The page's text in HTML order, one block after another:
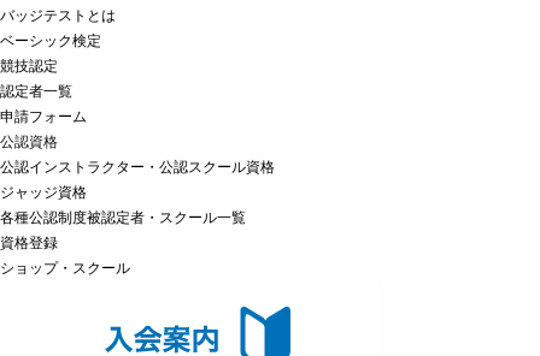
バッジテストとは
ベーシック検定
競技認定
認定者一覧
申請フォーム
公認資格
公認インストラクター・公認スクール資格
ジャッジ資格
各種公認制度被認定者・スクール一覧
資格登録
ショップ・スクール